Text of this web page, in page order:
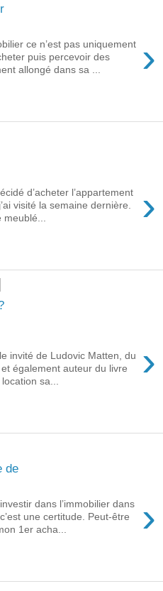
›
ce n’est pas uniquement
puis percevoir des
allongé dans sa ...
›
d’acheter l’appartement
visité la semaine dernière.
›
invité de Ludovic Matten, du
également auteur du livre
sa...
de
›
dans l’immobilier dans
une certitude. Peut-être
1er acha...